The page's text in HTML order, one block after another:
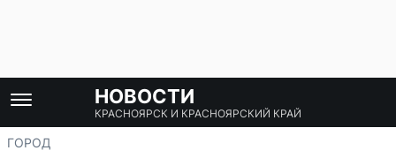
НОВОСТИ
КРАСНОЯРСК И КРАСНОЯРСКИЙ КРАЙ
ГОРОД